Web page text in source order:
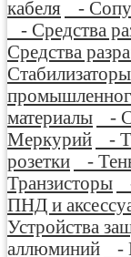
кабеля
-
- Средства
Средства
материалы
-
Меркурий
-
розетки
-
Транзисторы
ПНД и
Устройства
аллюминий
-